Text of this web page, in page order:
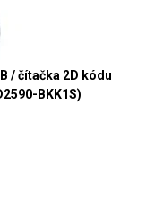
/ čítačka 2D kódu
BKK1S)